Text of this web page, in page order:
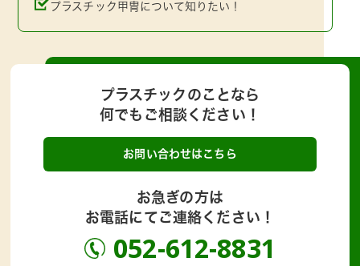
プラスチック甲冑について知りたい！
プラスチックのことなら
何でもご相談ください！
お問い合わせはこちら
お急ぎの方は
お電話にてご連絡ください！
052-612-8831